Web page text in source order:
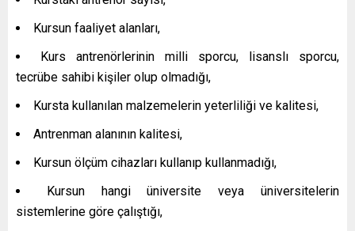
Kursun faaliyet alanları,
Kurs antrenörlerinin milli sporcu, lisanslı sporcu,
tecrübe sahibi kişiler olup olmadığı,
Kursta kullanılan malzemelerin yeterliliği ve kalitesi,
Antrenman alanının kalitesi,
Kursun ölçüm cihazları kullanıp kullanmadığı,
Kursun hangi üniversite veya üniversitelerin
sistemlerine göre çalıştığı,